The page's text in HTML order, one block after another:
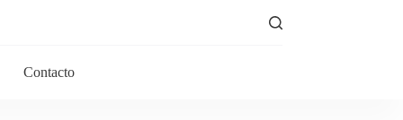
Contacto